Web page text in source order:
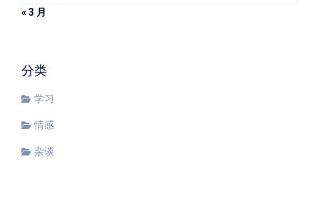
« 3 月
分类
学习
情感
杂谈